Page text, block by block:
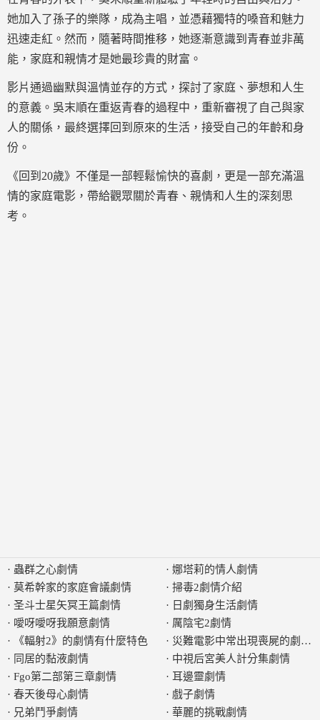
她加入了孫子的樂隊，成為主唱，並憑藉獨特的嗓音和魅力
迅速走紅。然而，隨著時間推移，她逐漸意識到青春並非萬
能，家庭和親情才是她最珍貴的財富。
影片通過幽默與溫情並存的方式，探討了家庭、夢想和人生
的意義。吳末順在重返青春的過程中，重新審視了自己與家
人的關係，最終選擇回到原來的生活，接受自己的年齡和身
份。
《回到20歲》不僅是一部輕鬆愉快的喜劇，更是一部充滿溫
情的家庭電影，帶給觀眾關於青春、親情和人生的深刻思
考。
· 蟲群之心劇情
· 莫希幹家的家庭會議劇情
· 圣斗士星矢冥王篇劇情
· 噯呀噯呀我願意劇情
·
《輻射2》的劇情有什麼特色
· 同居的黏液劇情
· Fgo第二部第三章劇情
· 春天後母心劇情
· 兄弟鬥爭劇情
· 娜塔莉的情人劇情
· 掃毒2劇情介紹
· 日劇獨身生活劇情
· 厲陰宅2劇情
· 災難電影中常出現喪屍的劇情
· 中視后宮美人計分集劇情
· 耳邊靈劇情
· 戲子劇情
· 華麗的挑戰劇情